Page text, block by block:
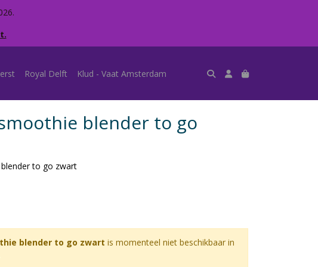
Royal Delft Klud - Vaat Amsterdam
smoothie blender to go
to go zwart
blender to go zwart is momenteel niet beschikbaar in